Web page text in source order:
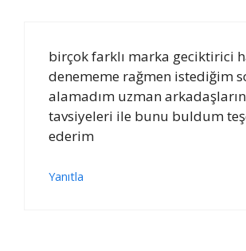
birçok farklı marka geciktirici
denememe rağmen istediğim
alamadım uzman arkadaşların
tavsiyeleri ile bunu buldum
ederim
Yanıtla